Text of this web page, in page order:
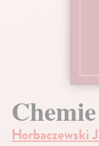
Horbaczewski